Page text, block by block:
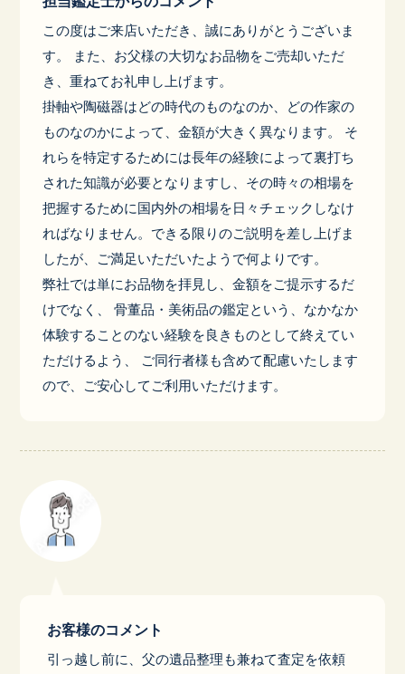
この度はご来店いただき、誠にありがとうございま
す。 また、お父様の大切なお品物をご売却いただ
き、重ねてお礼申し上げます。
掛軸や陶磁器はどの時代のものなのか、どの作家の
ものなのかによって、金額が大きく異なります。 そ
れらを特定するためには長年の経験によって裏打ち
された知識が必要となりますし、その時々の相場を
把握するために国内外の相場を日々チェックしなけ
ればなりません。できる限りのご説明を差し上げま
したが、ご満足いただいたようで何よりです。
弊社では単にお品物を拝見し、金額をご提示するだ
けでなく、 骨董品・美術品の鑑定という、なかなか
体験することのない経験を良きものとして終えてい
ただけるよう、 ご同行者様も含めて配慮いたします
ので、ご安心してご利用いただけます。
お客様のコメント
引っ越し前に、父の遺品整理も兼ねて査定を依頼